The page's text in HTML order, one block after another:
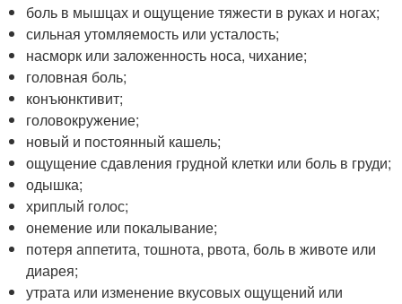
боль в мышцах и ощущение тяжести в руках и ногах;
сильная утомляемость или усталость;
насморк или заложенность носа, чихание;
головная боль;
конъюнктивит;
головокружение;
новый и постоянный кашель;
ощущение сдавления грудной клетки или боль в груди;
одышка;
хриплый голос;
онемение или покалывание;
потеря аппетита, тошнота, рвота, боль в животе или
диарея;
утрата или изменение вкусовых ощущений или